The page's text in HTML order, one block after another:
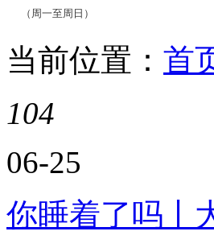
（周一至周日）
当前位置： 首
104
06-25
你睡着了吗丨